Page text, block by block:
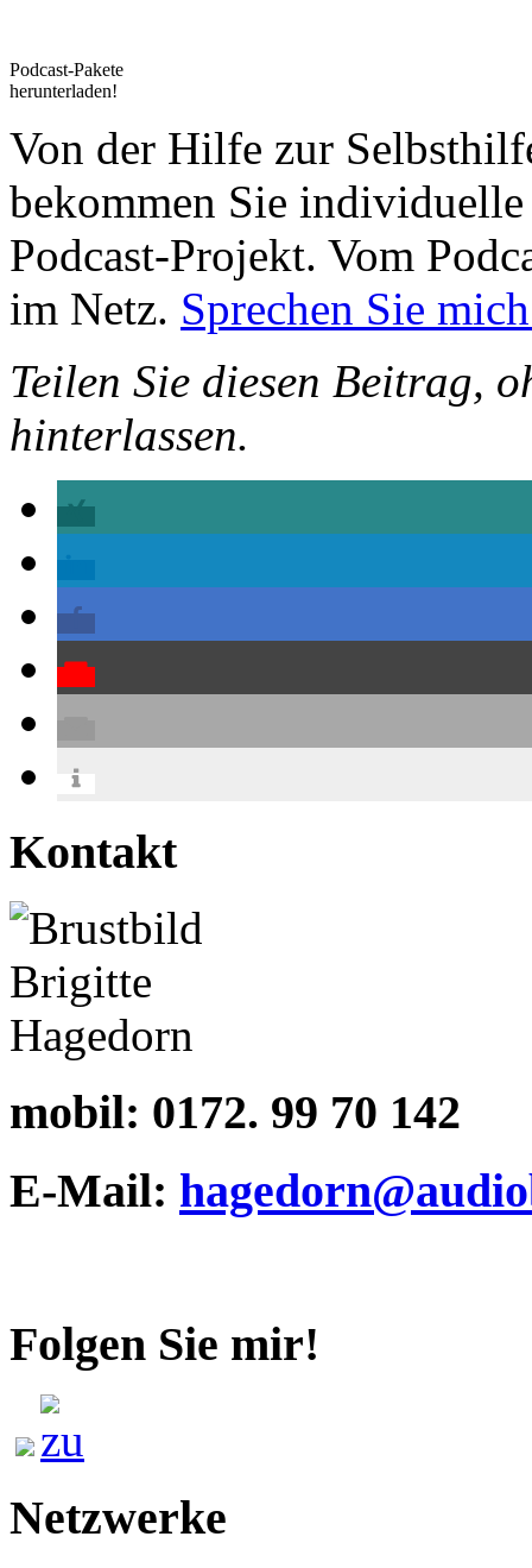
Podcast-Pakete
herunterladen!
Von der Hilfe zur
bekommen Sie
Podcast-Projekt. Vom
im Netz. Sprechen Sie
Teilen Sie diesen Beitrag,
hinterlassen.
Kontakt
mobil: 0172. 99 70 142
E-Mail:
Folgen Sie mir!
Netzwerke